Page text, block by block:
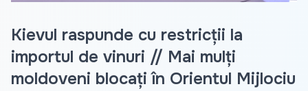
Kievul raspunde cu restricții la
importul de vinuri // Mai mulți
moldoveni blocați în Orientul Mijlociu